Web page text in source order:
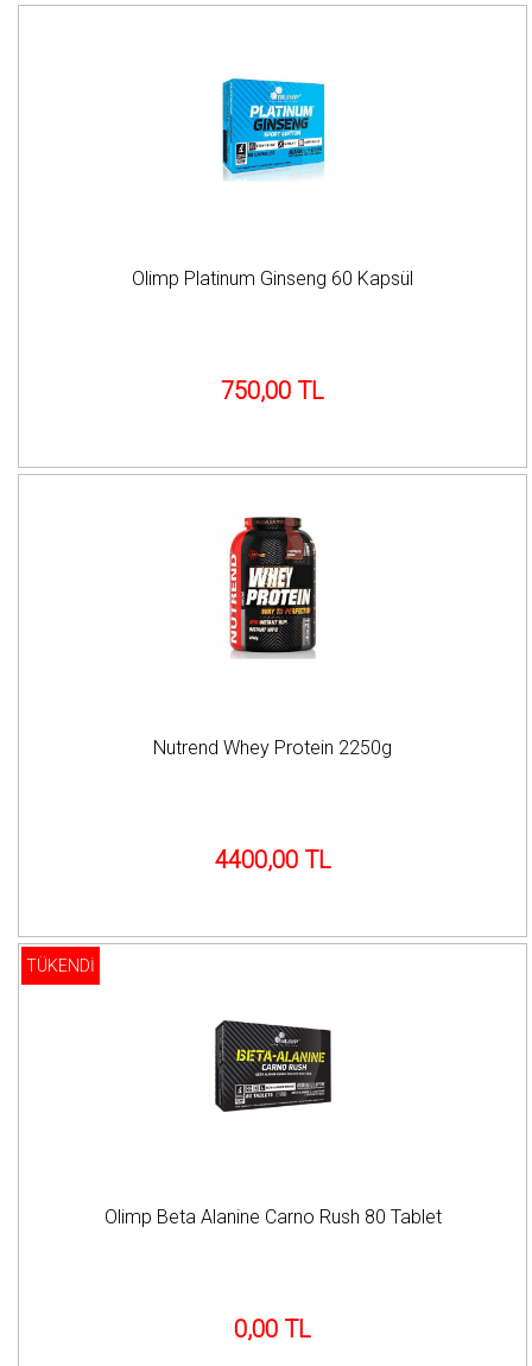
Olimp Platinum Ginseng 60 Kapsül
750,00 TL
Nutrend Whey Protein 2250g
4400,00 TL
TÜKENDİ
Olimp Beta Alanine Carno Rush 80 Tablet
0,00 TL